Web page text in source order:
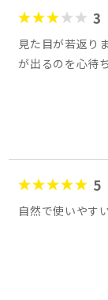
3
見た目が若返り
が出るのを心待
5
自然で使いやす